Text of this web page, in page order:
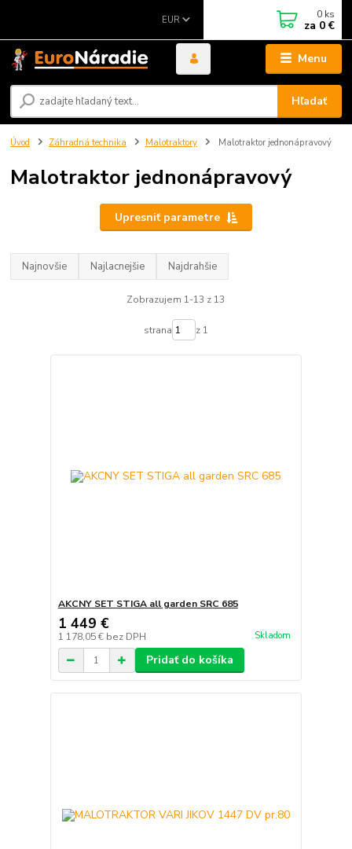
Menu
EUR
Hľadať
0 ks
za 0 €
Úvod Záhradná technika Malotraktory Malotraktor jednonápravový
Malotraktor jednonápravový
Upresniť parametre
Najnovšie Najlacnejšie Najdrahšie
Zobrazujem 1-13 z 13
strana z 1
AKCNY SET STIGA all garden SRC 685
1 449 €
1 178,05 € bez DPH Skladom
Pridať do košíka